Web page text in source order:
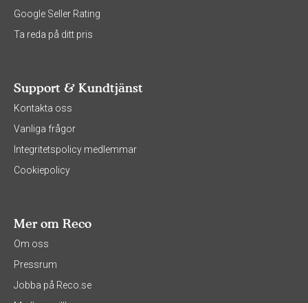
Google Seller Rating
Ta reda på ditt pris
Support & Kundtjänst
Kontakta oss
Vanliga frågor
Integritetspolicy medlemmar
Cookiepolicy
Mer om Reco
Om oss
Pressrum
Jobba på Reco.se